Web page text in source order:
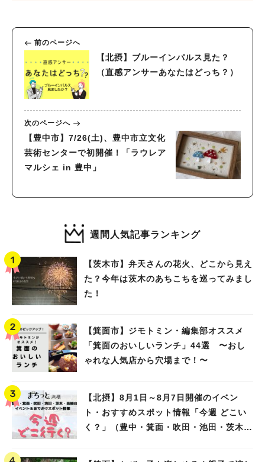
前のページへ
【北摂】ブルーインパルス見た？
（直感アンサーあなたはどっち？）
次のページへ
【豊中市】7/26(土)、豊中市立文化
芸術センターで初開催！「ラウレア
マルシェ in 豊中」
週間人気記事ランキング
【茨木市】弁天さんの花火、どこから見え
た？今年は茨木のあちこちを巡ってみまし
た！
【箕面市】ジモトミン・編集部オススメ
「箕面のおいしいランチ」44選 〜おし
ゃれな人気店から穴場まで！〜
【北摂】8月1日～8月7日開催のイベン
ト・おすすめスポット情報「今週 どこい
く？」（豊中・箕面・吹田・池田・茨木・